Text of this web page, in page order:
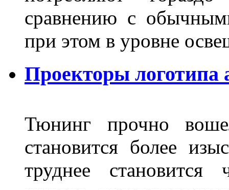
сравнению с
при этом в уровне
Проекторы логотипа
Тюнинг прочно
становится более
труднее становится